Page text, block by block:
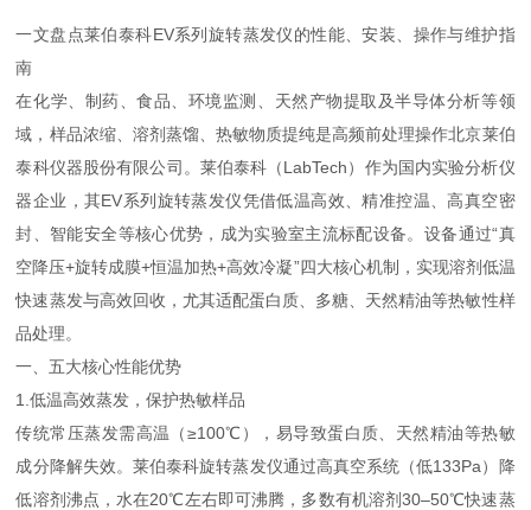
一文盘点莱伯泰科EV系列旋转蒸发仪的性能、安装、操作与维护指
南
在化学、制药、食品、环境监测、天然产物提取及半导体分析等领
域，样品浓缩、溶剂蒸馏、热敏物质提纯是高频前处理操作北京莱伯
泰科仪器股份有限公司。莱伯泰科（LabTech）作为国内实验分析仪
器企业，其EV系列旋转蒸发仪凭借低温高效、精准控温、高真空密
封、智能安全等核心优势，成为实验室主流标配设备。设备通过“真
空降压+旋转成膜+恒温加热+高效冷凝”四大核心机制，实现溶剂低温
快速蒸发与高效回收，尤其适配蛋白质、多糖、天然精油等热敏性样
品处理。
一、五大核心性能优势
1.低温高效蒸发，保护热敏样品
传统常压蒸发需高温（≥100℃），易导致蛋白质、天然精油等热敏
成分降解失效。莱伯泰科旋转蒸发仪通过高真空系统（低133Pa）降
低溶剂沸点，水在20℃左右即可沸腾，多数有机溶剂30–50℃快速蒸